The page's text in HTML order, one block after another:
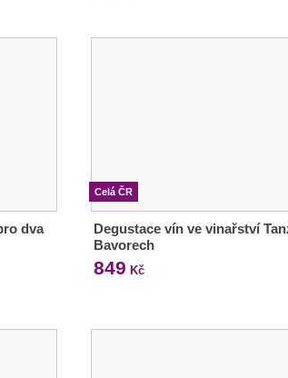
dva
Celá ČR
Degustace vín ve vinařství
Bavorech
849 Kč